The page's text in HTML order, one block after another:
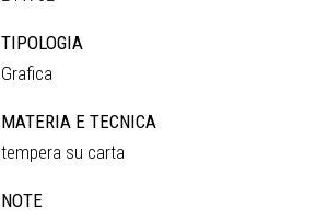
TIPOLOGIA
Grafica
MATERIA E TECNICA
tempera su carta
NOTE